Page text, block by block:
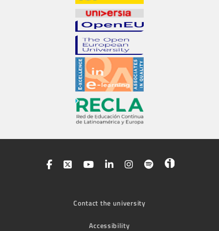
Contact the university
Accessibility